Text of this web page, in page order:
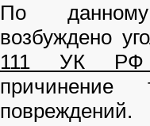
По
возбуждено
111 УК
причинение
повреждений.